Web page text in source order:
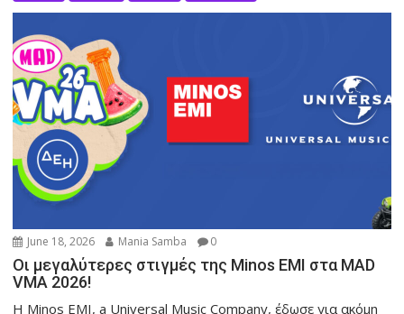
June 18, 2026 Mania Samba 0
Οι μεγαλύτερες στιγμές της Minos EMI στα MAD
VMΑ 2026!
Η Minos EMI, a Universal Music Company, έδωσε για ακόμη